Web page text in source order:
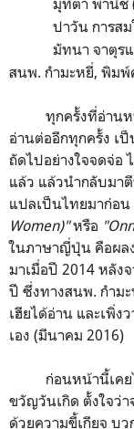
มุทิตา พานิช
ปาวัน การสม
มัทนา จาตุรแส
สนพ. กำมะหยี่, พิมพ์
ทุกครั้งที่อ่านหนัง
อ่านต่ออีกทุกครั้ง เ
ถัดไปอย่างใจจดจ่อ
แล้ว แล้วนำกลับมา
แปลเป็นไทยมาก่อน
Women)"หรือ
ในภาษาญี่ปุ่น คือผล
มาเมื่อปี 2014 หลัง
ปี ซึ่งทางสนพ. กำม
เฮียได้อ่าน และเพิ่
เอง (มีนาคม 2016)
ก่อนหน้านี้เคยไ
ขวัญวันเกิด ตั้งใจว่
ด้วยความขี้เกียจ บ